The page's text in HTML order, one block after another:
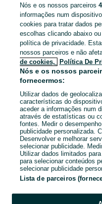
CATEGORIA
Mapa do site
Mapa das freguesias
Mapa de mini-sites
Pesquisas populares
Nós e os nossos parceiros
informações num
cookies para tratar dados
escolhas clicando abaixo
política de privacidade.
nossos parceiros e não
de cookies,
Política De
Nós e os nossos
fornecermos:
Utilizar dados de
características do
aceder a informações num
através de estatísticas ou
fontes. Medir o
publicidade personalizada.
Desenvolver e melhorar
selecionar publicidade.
Utilizar dados limitados
para selecionar conteúdos
selecionar publicidade
Lista de parceiros